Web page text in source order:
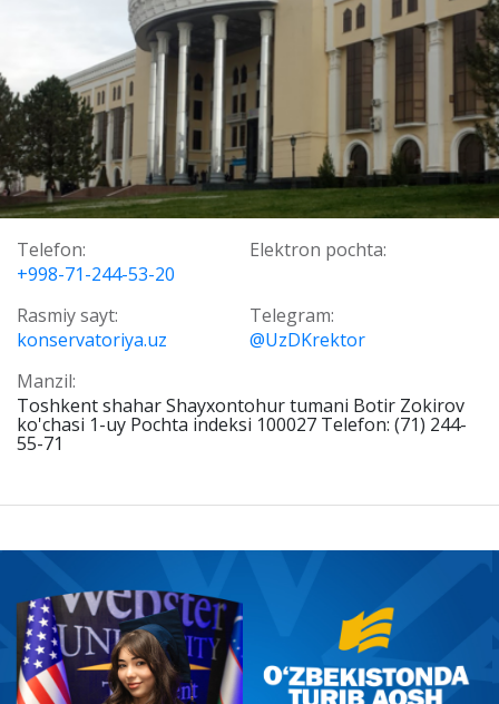
Telefon:
+998-71-244-53-20
Elektron pochta:
Rasmiy sayt:
konservatoriya.uz
Telegram:
@UzDKrektor
Manzil:
Toshkent shahar Shayxontohur tumani Botir Zokirov
ko'chasi 1-uy Pochta indeksi 100027 Telefon: (71) 244-
55-71